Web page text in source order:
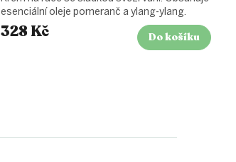
328 Kč Do košíku
esenciální oleje pomeranč a ylang-ylang.